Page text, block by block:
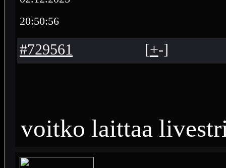
20:50:56
#729561 [+-]
voitko laittaa